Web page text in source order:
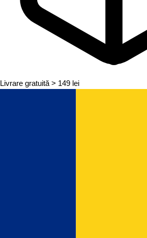
Livrare gratuită > 149 lei